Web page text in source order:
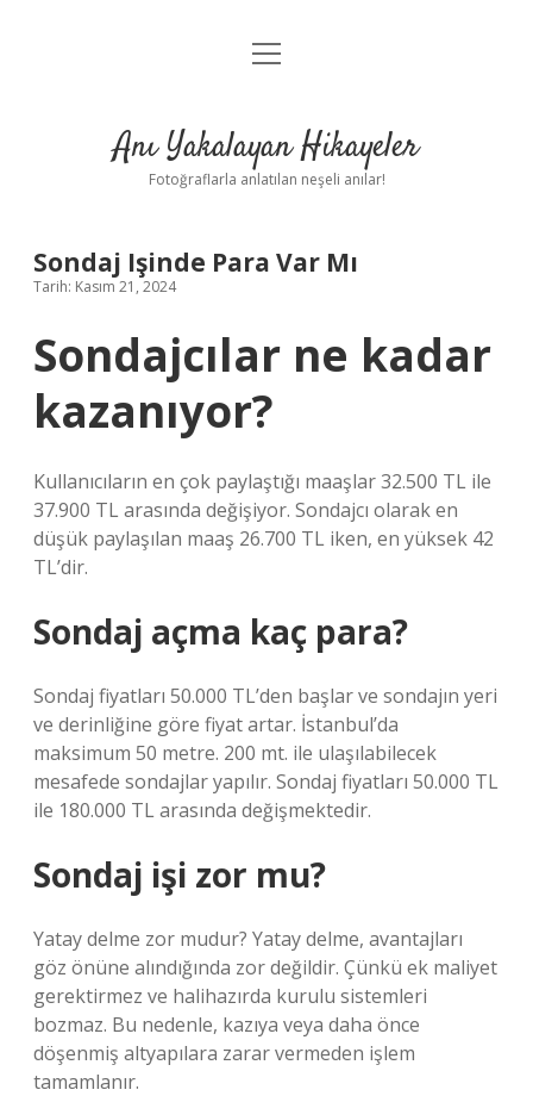
Anasayfa
Yasal Uyarı
menüyü
Anı Yakalayan Hikayeler
Fotoğraflarla anlatılan neşeli anılar!
Sondaj Işinde Para Var Mı
Tarih: Kasım 21, 2024
Sondajcılar ne kadar
kazanıyor?
Kullanıcıların en çok paylaştığı maaşlar 32.500 TL ile
37.900 TL arasında değişiyor. Sondajcı olarak en
düşük paylaşılan maaş 26.700 TL iken, en yüksek 42
TL’dir.
Sondaj açma kaç para?
Sondaj fiyatları 50.000 TL’den başlar ve sondajın yeri
ve derinliğine göre fiyat artar. İstanbul’da
maksimum 50 metre. 200 mt. ile ulaşılabilecek
mesafede sondajlar yapılır. Sondaj fiyatları 50.000 TL
ile 180.000 TL arasında değişmektedir.
Sondaj işi zor mu?
Yatay delme zor mudur? Yatay delme, avantajları
göz önüne alındığında zor değildir. Çünkü ek maliyet
gerektirmez ve halihazırda kurulu sistemleri
bozmaz. Bu nedenle, kazıya veya daha önce
döşenmiş altyapılara zarar vermeden işlem
tamamlanır.